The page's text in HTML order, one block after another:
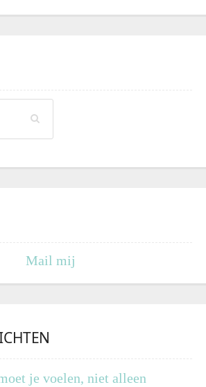
Mail mij
je voelen, niet alleen